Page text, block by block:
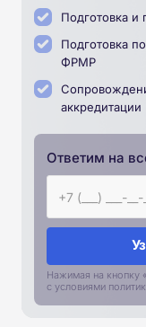
Подготовка и
Подготовка
ФРМР
аккредитации
Ответим на
Нажимая на кнопку
с условиями